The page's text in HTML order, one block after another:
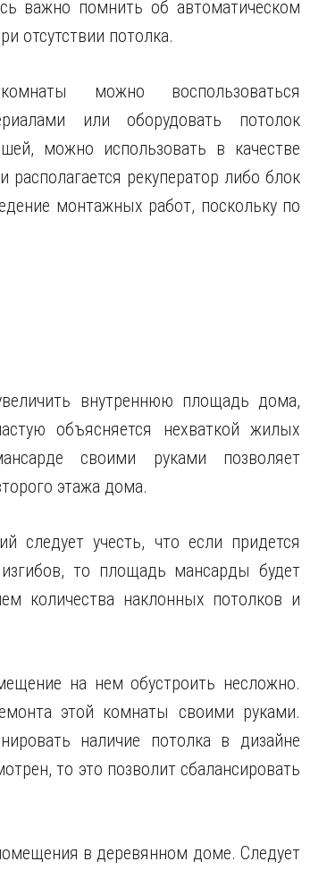
важно помнить об автоматическом
отсутствии потолка.
можно воспользоваться
или оборудовать потолок
можно использовать в качестве
рекуператор либо блок
монтажных работ, поскольку по
внутреннюю площадь дома,
объясняется нехваткой жилых
своими руками позволяет
этажа дома.
следует учесть, что если придется
то площадь мансарды будет
количества наклонных потолков и
на нем обустроить несложно.
этой комнаты своими руками.
наличие потолка в дизайне
то это позволит сбалансировать
в деревянном доме. Следует